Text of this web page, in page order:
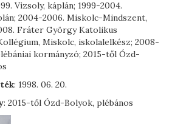
Vizsoly, káplán; 1999-2004.
2004-2006. Miskolc-Mindszent,
Fráter György Katolikus
Miskolc, iskolalelkész; 2008-
kormányzó; 2015-től Ózd-
: 1998. 06. 20.
: 2015-től Ózd-Bolyok, plébános